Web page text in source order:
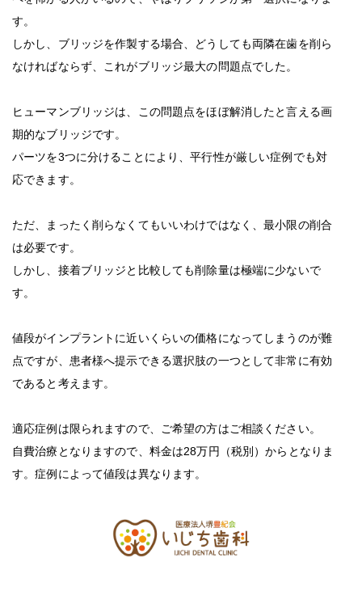
す。
しかし、ブリッジを作製する場合、どうしても両隣在歯を削ら
なければならず、これがブリッジ最大の問題点でした。
ヒューマンブリッジは、この問題点をほぼ解消したと言える画
期的なブリッジです。
パーツを3つに分けることにより、平行性が厳しい症例でも対
応できます。
ただ、まったく削らなくてもいいわけではなく、最小限の削合
は必要です。
しかし、接着ブリッジと比較しても削除量は極端に少ないで
す。
値段がインプラントに近いくらいの価格になってしまうのが難
点ですが、患者様へ提示できる選択肢の一つとして非常に有効
であると考えます。
適応症例は限られますので、ご希望の方はご相談ください。
自費治療となりますので、料金は28万円（税別）からとなりま
す。症例によって値段は異なります。